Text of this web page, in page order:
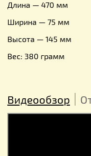
Длина — 470 мм
Ширина — 75 мм
Высота — 145 мм
Вес: 380 грамм
Видеообзор